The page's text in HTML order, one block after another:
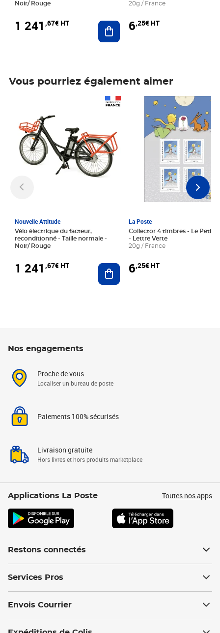
Noir/ Rouge
1 241 ,67€ HT Ajouter au panier
20g / France
6,25€ HT
Vous pourriez également aimer
Nouvelle Attitude
Vélo électrique du facteur,
reconditionné - Taille normale -
Noir/ Rouge
1 241 ,67€ HT Ajouter au panier
La Poste
Collector 4 timbres - Le Petit
- Lettre Verte
20g / France
6,25€ HT
Prix 6,25€ HT
Nos engagements
Proche de vous
Localiser un bureau de poste
Paiements 100% sécurisés
Livraison gratuite
Hors livres et hors produits marketplace
Applications La Poste Toutes nos apps
Restons connectés
Services Pros
Envois Courrier